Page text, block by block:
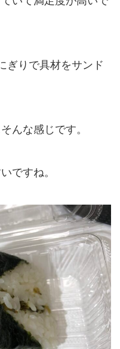
ぎりで具材をサンド
んな感じです。
ですね。